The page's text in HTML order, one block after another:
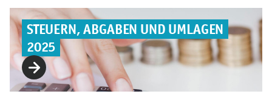
STEUERN, ABGABEN UND UMLAGEN
2025